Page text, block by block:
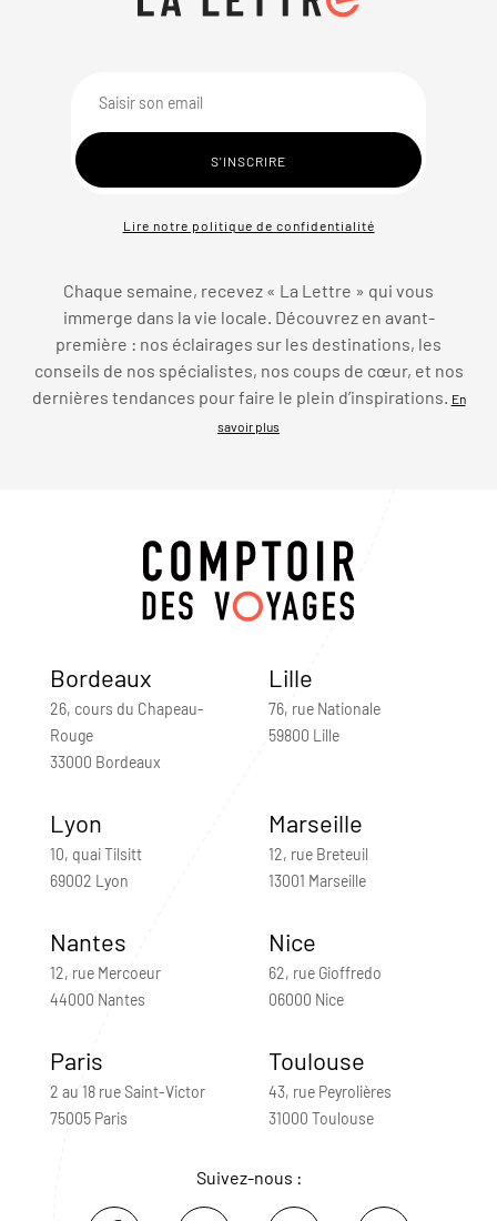
Lire notre politique de confidentialité
Chaque semaine, recevez « La Lettre » qui vous
immerge dans la vie locale. Découvrez en avant-
première : nos éclairages sur les destinations, les
conseils de nos spécialistes, nos coups de cœur, et nos
dernières tendances pour faire le plein d’inspirations.
En
savoir plus
Bordeaux
26, cours du Chapeau-
Rouge
33000 Bordeaux
Lille
76, rue Nationale
59800 Lille
Lyon
10, quai Tilsitt
69002 Lyon
Marseille
12, rue Breteuil
13001 Marseille
Nantes
12, rue Mercoeur
44000 Nantes
Nice
62, rue Gioffredo
06000 Nice
Paris
2 au 18 rue Saint-Victor
75005 Paris
Toulouse
43, rue Peyrolières
31000 Toulouse
Suivez-nous :